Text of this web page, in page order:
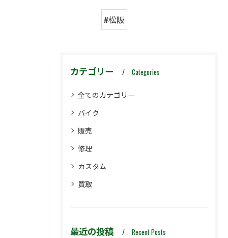
#松阪
カテゴリー Categories
全てのカテゴリー
バイク
販売
修理
カスタム
買取
最近の投稿 Recent Posts